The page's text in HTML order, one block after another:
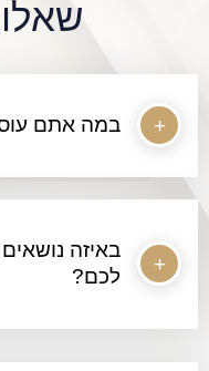
במה אתם
באיזה נושאים
לכם?